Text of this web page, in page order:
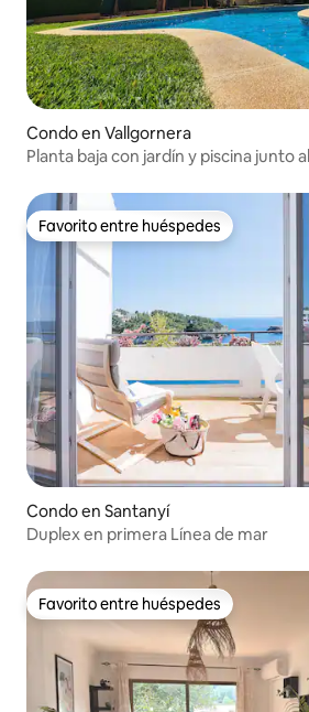
Condo en Vallgornera
Planta baja con jardín y piscina junto
Favorito entre huéspedes
Favorito entre huéspedes
Condo en Santanyí
Duplex en primera Línea de mar
Favorito entre huéspedes
Favorito entre huéspedes